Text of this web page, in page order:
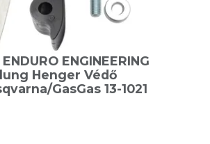
ENGINEERING
Henger Védő
GasGas 13-1021